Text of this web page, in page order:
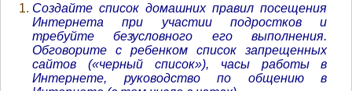
Создайте список домашних правил посещения
Интернета при участии подростков и
требуйте безусловного его выполнения.
Обговорите с ребенком список запрещенных
сайтов («черный список»), часы работы в
Интернете, руководство по общению в